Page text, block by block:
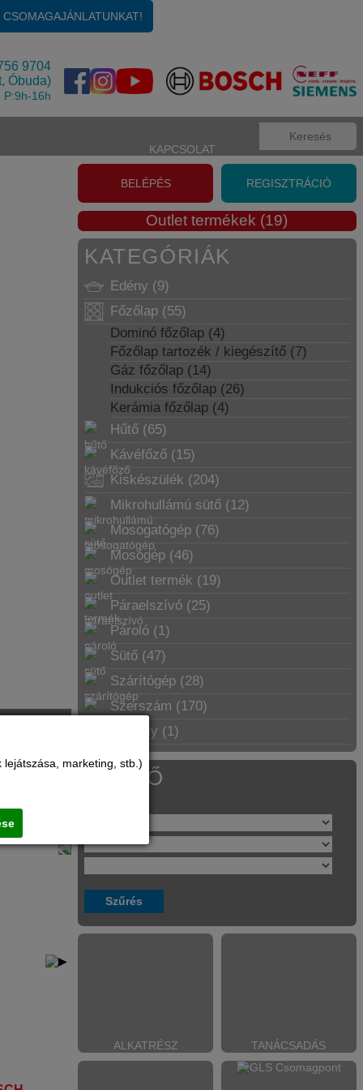
CSOMAGAJÁNLATUNKAT!
9704
Óbuda)
P:9h-16h
KAPCSOLAT
BELÉPÉS REGISZTRÁCIÓ
Outlet termékek (19)
KATEGÓRIÁK
Edény (9)
Főzőlap (55)
Dominó főzőlap (4)
Főzőlap tartozék / kiegészítő (7)
Gáz főzőlap (14)
Indukciós főzőlap (26)
Kerámia főzőlap (4)
Hűtő (65)
Kávéfőző (15)
Kiskészülék (204)
Mikrohullámú sütő (12)
Mosogatógép (76)
Mosógép (46)
Outlet termék (19)
Páraelszívó (25)
Pároló (1)
Sütő (47)
Szárítógép (28)
Szerszám (170)
Tűzhely (1)
SZŰRŐ
ALKATRÉSZ TANÁCSADÁS
marketing, stb.)